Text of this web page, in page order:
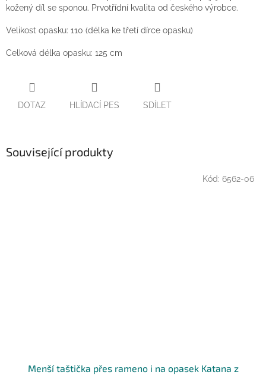
kožený díl se sponou. Prvotřídní kvalita od českého výrobce.
Velikost opasku: 110 (délka ke třetí dírce opasku)
Celková délka opasku: 125 cm
DOTAZ HLÍDACÍ PES SDÍLET
Související produkty
Menší taštička přes rameno i na opasek Katana z
Kód: 6562-06